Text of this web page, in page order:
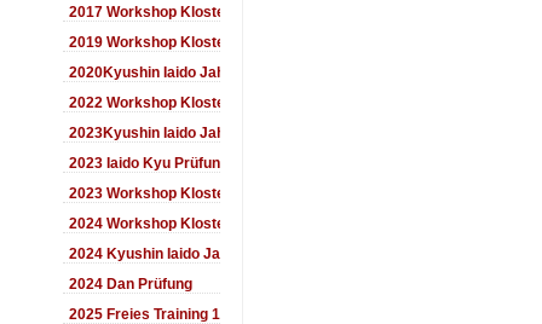
2017 Workshop Kloster Duderstadt
2019 Workshop Kloster Duderstadt
2020Kyushin Iaido Jahrestreffen
2022 Workshop Kloster Duderstadt
2023Kyushin Iaido Jahrestreffen
2023 Iaido Kyu Prüfung
2023 Workshop Kloster Duderstadt
2024 Workshop Kloster Duderstadt
2024 Kyushin Iaido Jahrestreffen
2024 Dan Prüfung
2025 Freies Training 17:00-18:00 Uhr